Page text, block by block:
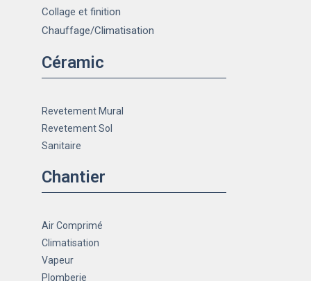
Collage et finition
Chauffage/Climatisation
Céramic
Revetement Mural
Revetement Sol
Sanitaire
Chantier
Air Comprimé
Climatisation
Vapeur
Plomberie